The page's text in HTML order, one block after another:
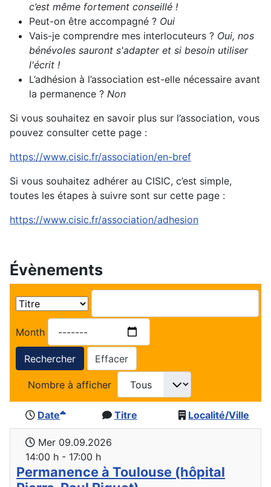
c’est même fortement conseillé !
Peut-on être accompagné ? Oui
Vais-je comprendre mes interlocuteurs ? Oui, nos
bénévoles sauront s'adapter et si besoin utiliser
l'écrit !
L’adhésion à l’association est-elle nécessaire avant
la permanence ? Non
Si vous souhaitez en savoir plus sur l’association, vous
pouvez consulter cette page :
https://www.cisic.fr/association/en-bref
Si vous souhaitez adhérer au CISIC, c’est simple,
toutes les étapes à suivre sont sur cette page :
https://www.cisic.fr/association/adhesion
Évènements
Month
Rechercher Effacer
Nombre à afficher
Date Titre Localité/Ville
Mer 09.09.2026
14:00 h - 17:00 h
Permanence à Toulouse (hôpital